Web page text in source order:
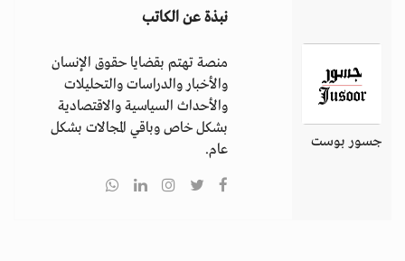
جسور بوست
نبذة عن الكاتب
منصة تهتم بقضايا حقوق الإنسان
والأخبار والدراسات والتحليلات
والأحداث السياسية والاقتصادية
بشكل خاص وباقي المجالات بشكل
عام.